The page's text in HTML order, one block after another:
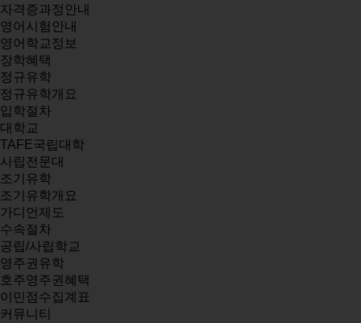
자격증과정안내
영어시험안내
영어학교정보
장학혜택
정규유학
정규유학개요
입학절차
대학교
TAFE국립대학
사립전문대
조기유학
조기유학개요
가디언제도
수속절차
공립/사립학교
영주권유학
호주영주권혜택
이민점수집계표
커뮤니티